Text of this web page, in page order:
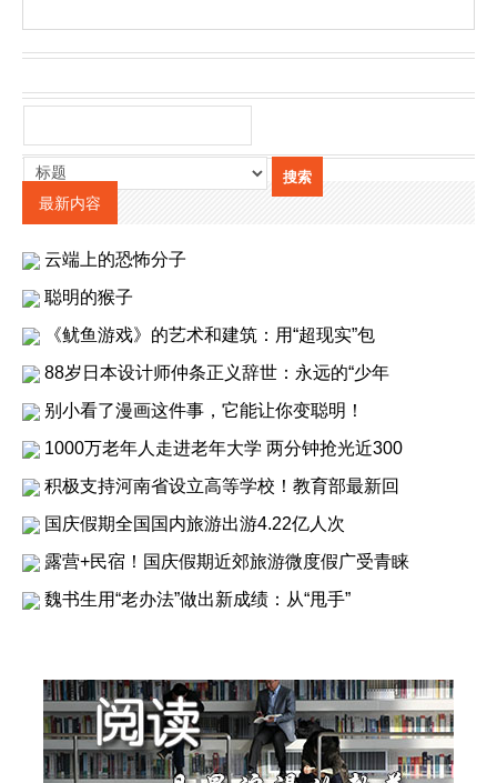
最新内容
云端上的恐怖分子
聪明的猴子
《鱿鱼游戏》的艺术和建筑：用“超现实”包
88岁日本设计师仲条正义辞世：永远的“少年
别小看了漫画这件事，它能让你变聪明！
1000万老年人走进老年大学 两分钟抢光近300
积极支持河南省设立高等学校！教育部最新回
国庆假期全国国内旅游出游4.22亿人次
露营+民宿！国庆假期近郊旅游微度假广受青睐
魏书生用“老办法”做出新成绩：从“甩手”